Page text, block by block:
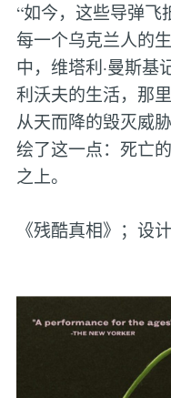
“如今，这些导弹飞
每一个乌克兰人的
中，维塔利·曼斯基
利沃夫的生活，那
从天而降的毁灭威
绘了这一点：死亡
之上。
《残酷真相》；设